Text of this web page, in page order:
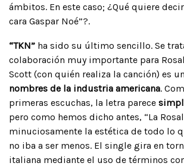
ámbitos. En este caso; ¿Qué quiere
cara Gaspar Noé”?.
“TKN” ha sido su último sencillo. Se
colaboración muy importante para
Scott (con quién realiza la canción) es
nombres de la industria americana.
primeras escuchas, la letra parece
pero como hemos dicho antes, “La
minuciosamente la estética de todo lo
no iba a ser menos. El single gira en
italiana mediante el uso de términos